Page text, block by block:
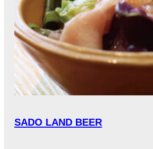
SADO LAND BEER